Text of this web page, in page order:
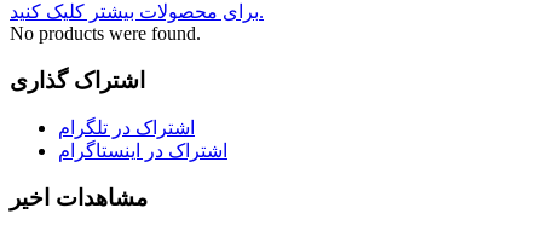
برای محصولات بیشتر کلیک کنید.
No products were found.
اشتراک گذاری
اشتراک در تلگرام
اشتراک در اینستاگرام
مشاهدات اخیر